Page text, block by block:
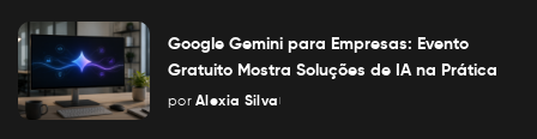
Google Gemini para Empresas: Evento
Gratuito Mostra Soluções de IA na Prática
Posted
por Alexia Silva